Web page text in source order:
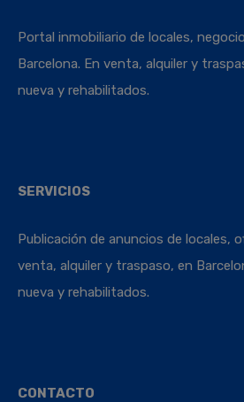
Portal inmobiliario de locales,
Barcelona. En venta, alquiler y
nueva y rehabilitados.
SERVICIOS
Publicación de anuncios de locales,
venta, alquiler y traspaso, en
nueva y rehabilitados.
CONTACTO